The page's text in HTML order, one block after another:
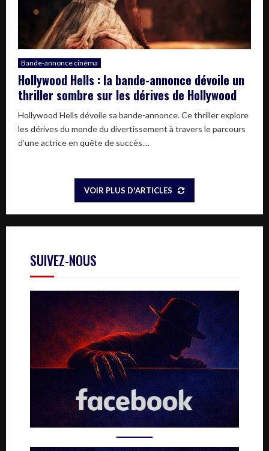
Bande-annonce cinéma
Hollywood Hells : la bande-annonce dévoile un
thriller sombre sur les dérives de Hollywood
Hollywood Hells dévoile sa bande-annonce. Ce thriller explore
les dérives du monde du divertissement à travers le parcours
d’une actrice en quête de succès....
VOIR PLUS D'ARTICLES
SUIVEZ-NOUS